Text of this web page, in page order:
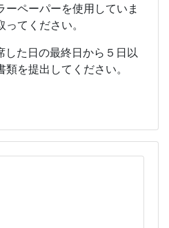
ペーパーを使用していま
てください。
た日の最終日から５日以
を提出してください。